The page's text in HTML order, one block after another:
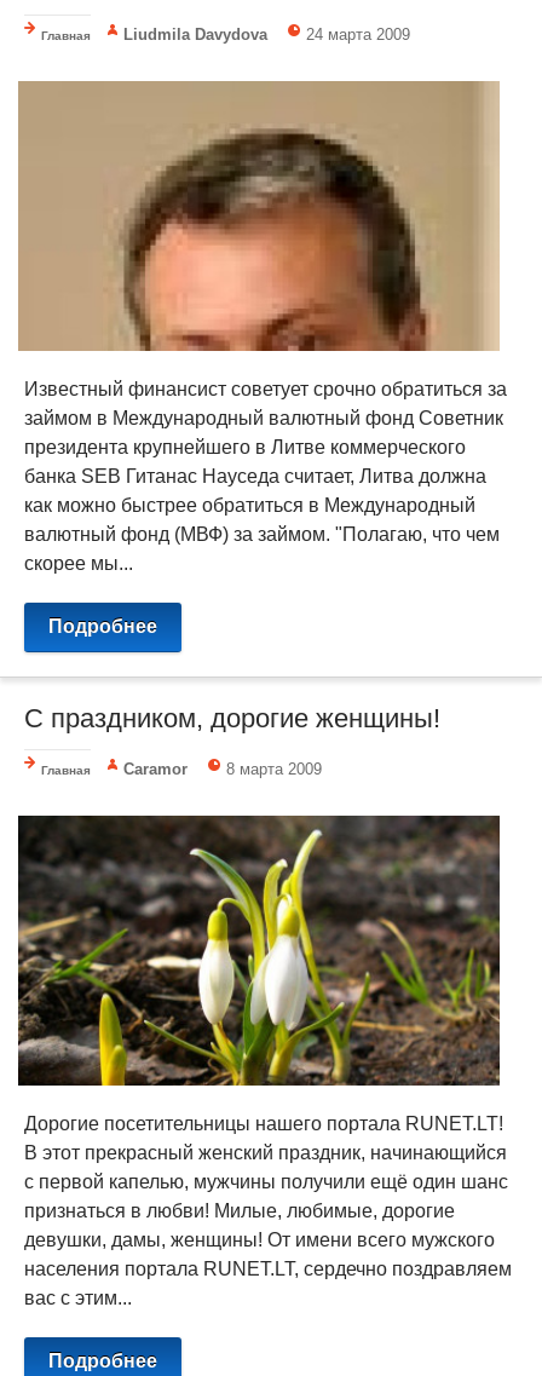
Главная Liudmila Davydova 24 марта 2009
Известный финансист советует срочно обратиться за
займом в Международный валютный фонд Советник
президента крупнейшего в Литве коммерческого
банка SEB Гитанас Науседа считает, Литва должна
как можно быстрее обратиться в Международный
валютный фонд (МВФ) за займом. "Полагаю, что чем
скорее мы...
Подробнее
С праздником, дорогие женщины!
Главная Caramor 8 марта 2009
Дорогие посетительницы нашего портала RUNET.LT!
В этот прекрасный женский праздник, начинающийся
с первой капелью, мужчины получили ещё один шанс
признаться в любви! Милые, любимые, дорогие
девушки, дамы, женщины! От имени всего мужского
населения портала RUNET.LT, сердечно поздравляем
вас с этим...
Подробнее